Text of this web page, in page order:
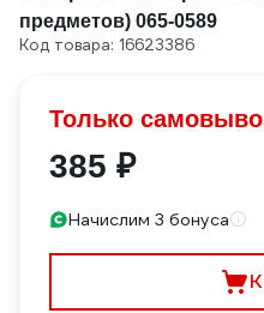
предметов) 065-0589
Код товара: 16623386
Только
385 ₽
Начислим 3 бонуса